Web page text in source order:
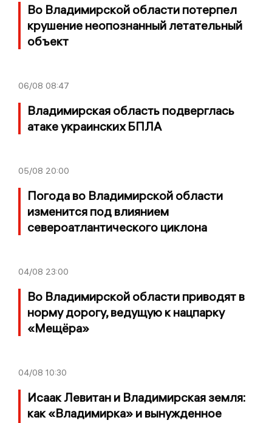
Во Владимирской области потерпел
крушение неопознанный летательный
объект
06/08 08:47
Владимирская область подверглась
атаке украинских БПЛА
05/08 20:00
Погода во Владимирской области
изменится под влиянием
североатлантического циклона
04/08 23:00
Во Владимирской области приводят в
норму дорогу, ведущую к нацпарку
«Мещёра»
04/08 10:30
Исаак Левитан и Владимирская земля:
как «Владимирка» и вынужденное